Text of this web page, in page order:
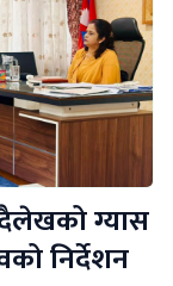
ग्यास
निर्देशन